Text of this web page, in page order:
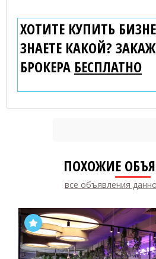
ХОТИТЕ КУПИТЬ
ЗНАЕТЕ КАКОЙ?
БРОКЕРА БЕСПЛАТНО
ПОХОЖИЕ
все объявления